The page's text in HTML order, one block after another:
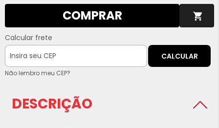
COMPRAR
Calcular frete
CALCULAR
Não lembro meu CEP?
DESCRIÇÃO